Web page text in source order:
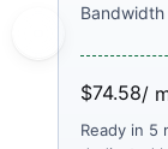
Bandwidth
$74.58/
Ready in